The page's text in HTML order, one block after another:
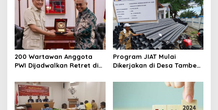
200 Wartawan Anggota
PWI Dijadwalkan Retret di
Program JIAT Mulai
Dikerjakan di Desa Tambe